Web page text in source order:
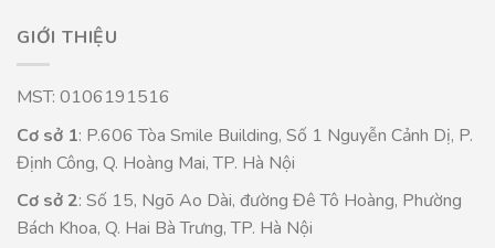
GIỚI THIỆU
MST: 0106191516
Cơ sở 1: P.606 Tòa Smile Building, Số 1 Nguyễn Cảnh Dị, P.
Định Công, Q. Hoàng Mai, TP. Hà Nội
Cơ sở 2: Số 15, Ngõ Ao Dài, đường Đê Tô Hoàng, Phường
Bách Khoa, Q. Hai Bà Trưng, TP. Hà Nội